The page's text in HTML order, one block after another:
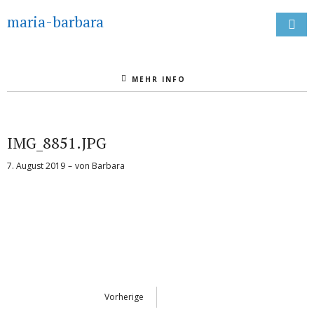
maria-barbara
MEHR INFO
IMG_8851.JPG
7. August 2019 von Barbara
Vorherige